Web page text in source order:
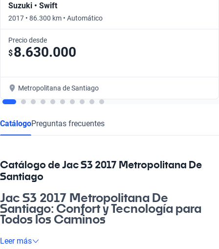
Suzuki • Swift
2017 • 86.300 km • Automático
Precio desde
$8.630.000
Metropolitana de Santiago
CatálogoPreguntas frecuentes
Catálogo de Jac S3 2017 Metropolitana De
Santiago
Jac S3 2017 Metropolitana De
Santiago: Confort y Tecnología para
Todos los Caminos
Si estás buscando un vehículo que se adapte a tu estilo de vida
Leer más